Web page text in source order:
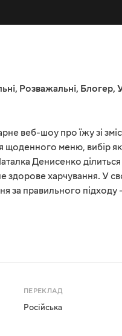
, Розважальні, Блогер,
веб-шоу про їжу зі
меню, вибір
Денисенко
здорове харчування. У
за правильного
ПЕРЕКЛАД
Російська